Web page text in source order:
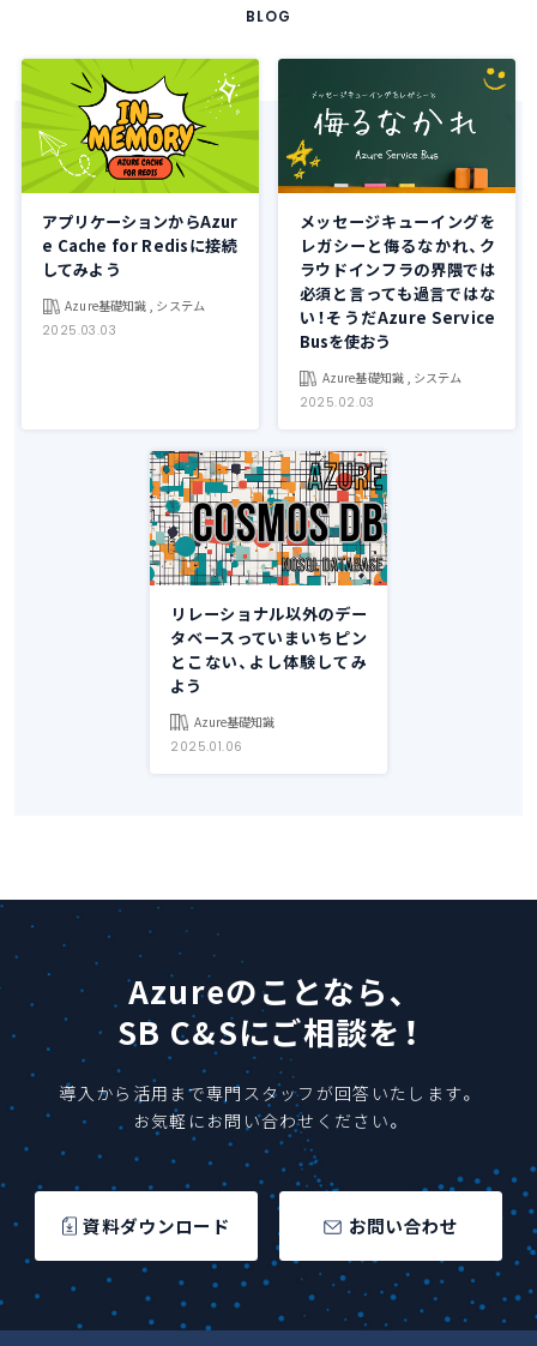
BLOG
アプリケーションからAzur
e Cache for Redisに接続
してみよう
Azure基礎知識 , システム
2025.03.03
メッセージキューイングを
レガシーと侮るなかれ、ク
ラウドインフラの界隈では
必須と言っても過言ではな
い！そうだAzure Service
Busを使おう
Azure基礎知識 , システム
2025.02.03
リレーショナル以外のデー
タベースっていまいちピン
とこない、よし体験してみ
よう
Azure基礎知識
2025.01.06
Azureのことなら、
SB C&Sにご相談を！
導入から活用まで専門スタッフが回答いたします。
お気軽にお問い合わせください。
資料ダウンロード お問い合わせ